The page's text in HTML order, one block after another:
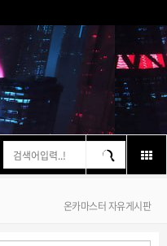
온카마스터 자유게시판